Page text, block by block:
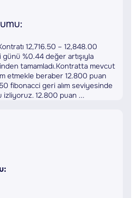
12,716.50 – 12,848.00
%0.44 değer artışıyla
tamamladı.Kontratta mevcut
etmekle beraber 12.800 puan
fibonacci geri alım seviyesinde
izliyoruz. 12.800 puan ...